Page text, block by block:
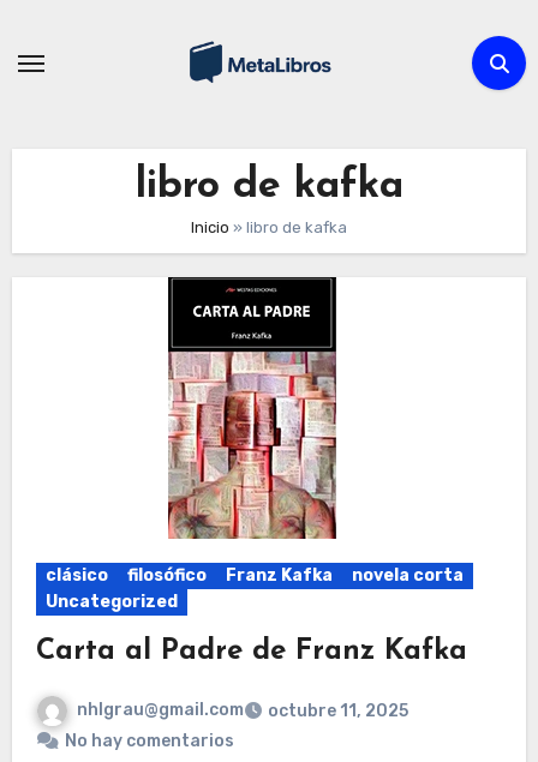
libro de kafka
Inicio » libro de kafka
clásico filosófico Franz Kafka
novela corta
Uncategorized
Carta al Padre de Franz Kafka
nhlgrau@gmail.com
octubre 11, 2025
No hay comentarios